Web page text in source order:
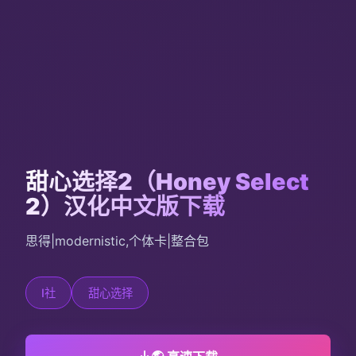
甜心选择2（Honey Select
2）汉化中文版下载
思得|modernistic,个体卡|整合包
I社 甜心选择